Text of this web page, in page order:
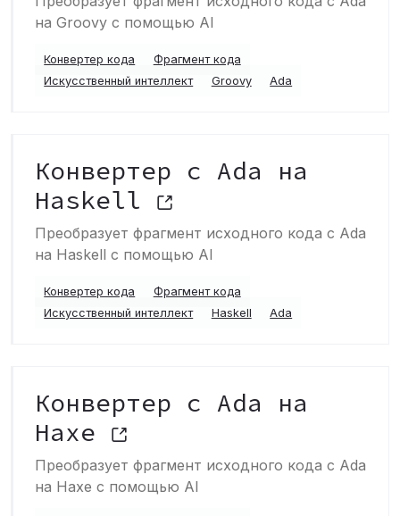
на Groovy с помощью AI
Конвертер кода
Фрагмент кода
Искусственный интеллект
Groovy Ada
Конвертер с Ada на
Haskell
Преобразует фрагмент исходного кода с Ada
на Haskell с помощью AI
Конвертер кода
Фрагмент кода
Искусственный интеллект
Haskell Ada
Конвертер с Ada на
Haxe
Преобразует фрагмент исходного кода с Ada
на Haxe с помощью AI